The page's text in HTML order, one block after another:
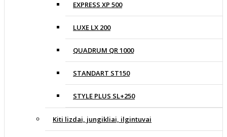
EXPRESS XP 500
LUXE LX 200
QUADRUM QR 1000
STANDART ST150
STYLE PLUS SL+250
Kiti lizdai, jungikliai, ilgintuvai